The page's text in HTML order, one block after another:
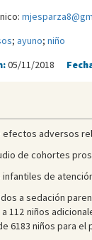
; ayuno; niño
05/11/2018
adversos
de cohortes
de
a sedación
112 niños
6183 niños para el